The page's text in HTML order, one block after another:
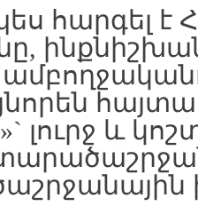
հարգել է
լուրջ և